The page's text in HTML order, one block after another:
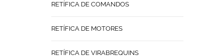
RETÍFICA DE COMANDOS
RETÍFICA DE MOTORES
RETÍFICA DE VIRABREQUINS